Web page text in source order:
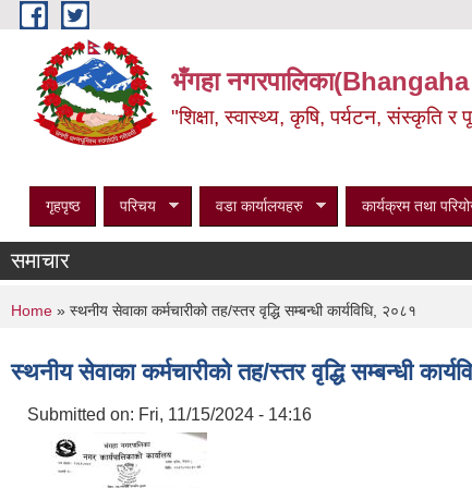
Skip to main content
भँगहा
"शिक्षा, स्वास्थ्य, कृषि, पर्यटन, संस्कृति र
गृहपृष्ठ परिचय वडा कार्यालयहरु कार्यक्रम तथा
समाचार
You are here
Home » स्थनीय सेवाका कर्मचारीको तह/स्तर वृद्धि सम्बन्धी कार्यविधि, २०८१
स्थनीय सेवाका कर्मचारीको तह/स्तर वृद्धि सम्बन्धी
Submitted on: Fri, 11/15/2024 - 14:16